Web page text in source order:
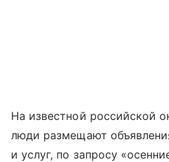
На известной российской
люди размещают
и услуг, по запросу